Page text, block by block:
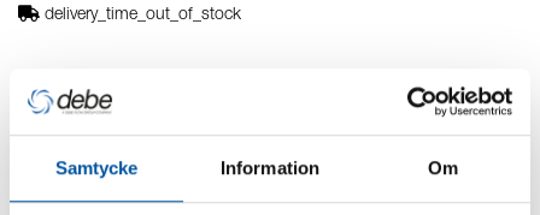
Samtycke Information Om
delivery_time_out_of_stock
Produktbeskrivning
Kurvor